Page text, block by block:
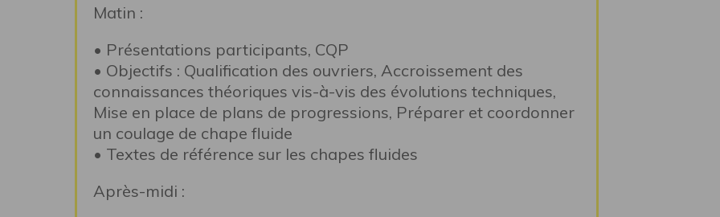
Matin :
• Présentations participants, CQP
• Objectifs : Qualification des ouvriers, Accroissement des
connaissances théoriques vis-à-vis des évolutions techniques,
Mise en place de plans de progressions, Préparer et coordonner
un coulage de chape fluide
• Textes de référence sur les chapes fluides
Après-midi :